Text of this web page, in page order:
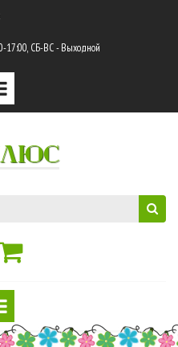
17:00, СБ-ВС - Выходной